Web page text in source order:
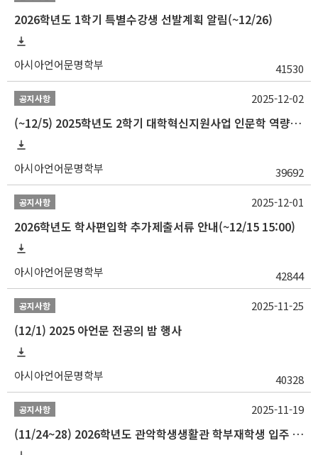
2026학년도 1학기 특별수강생 선발계획 알림(~12/26)
아시아언어문명학부 41530
공지사항
(~12/5) 2025학년도 2학기 대학혁신지원사업 인문학 역량강화 국제학술대회 참가 경비 지원 안내(2차)
아시아언어문명학부 39692
2025-12-02
공지사항
2026학년도 학사편입학 추가제출서류 안내(~12/15 15:00)
아시아언어문명학부 42844
2025-12-01
공지사항
(12/1) 2025 아언문 전공의 밤 행사
아시아언어문명학부 40328
2025-11-25
공지사항
(11/24~28) 2026학년도 관악학생생활관 학부재학생 입주 신청 일정 안내
2025-11-19